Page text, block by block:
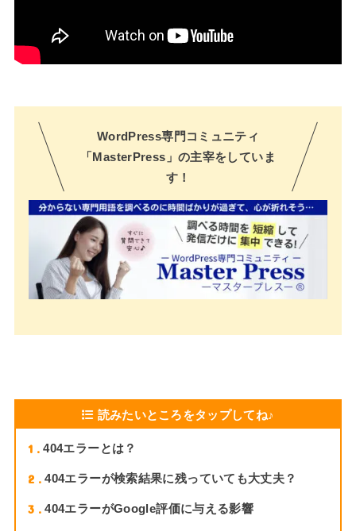
WordPress専門コミュニティ
「MasterPress」の主宰をしていま
す！
読みたいところをタップしてね♪
1 404エラーとは？
2 404エラーが検索結果に残っていても大丈夫？
3 404エラーがGoogle評価に与える影響